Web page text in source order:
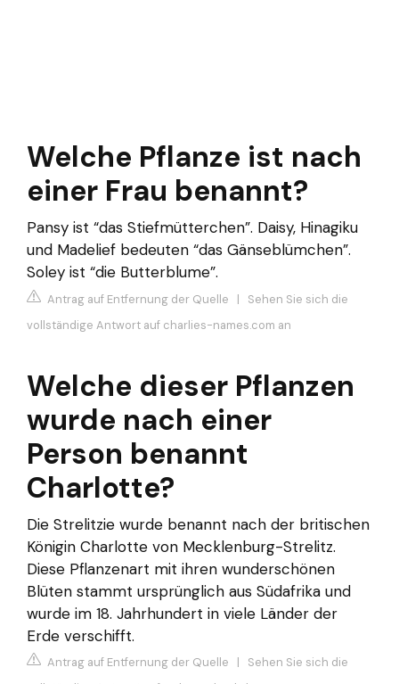
Welche Pflanze ist nach
einer Frau benannt?
Pansy ist “das Stiefmütterchen”. Daisy, Hinagiku
und Madelief bedeuten “das Gänseblümchen”.
Soley ist “die Butterblume”.
Antrag auf Entfernung der Quelle | Sehen Sie sich die
vollständige Antwort auf charlies-names.com an
Welche dieser Pflanzen
wurde nach einer
Person benannt
Charlotte?
Die Strelitzie wurde benannt nach der britischen
Königin Charlotte von Mecklenburg-Strelitz.
Diese Pflanzenart mit ihren wunderschönen
Blüten stammt ursprünglich aus Südafrika und
wurde im 18. Jahrhundert in viele Länder der
Erde verschifft.
Antrag auf Entfernung der Quelle | Sehen Sie sich die